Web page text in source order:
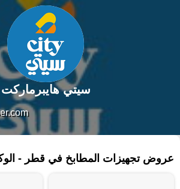
سيتي هايبرماركت
عروض تجهيزات المطابخ في قطر -